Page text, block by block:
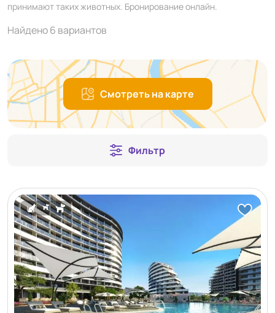
принимают таких животных. Бронирование онлайн.
Найдено 6 вариантов
Смотреть на карте
Фильтр